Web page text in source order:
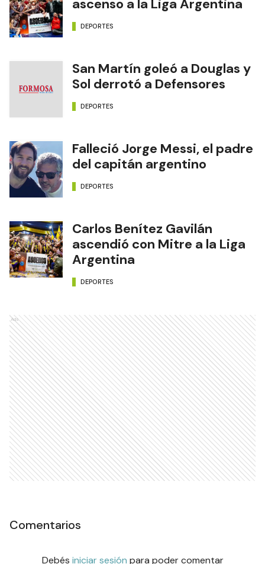
ascenso a la Liga Argentina
DEPORTES
San Martín goleó a Douglas y
Sol derrotó a Defensores
DEPORTES
Falleció Jorge Messi, el padre
del capitán argentino
DEPORTES
Carlos Benítez Gavilán
ascendió con Mitre a la Liga
Argentina
DEPORTES
Ads
Comentarios
Debés iniciar sesión para poder comentar